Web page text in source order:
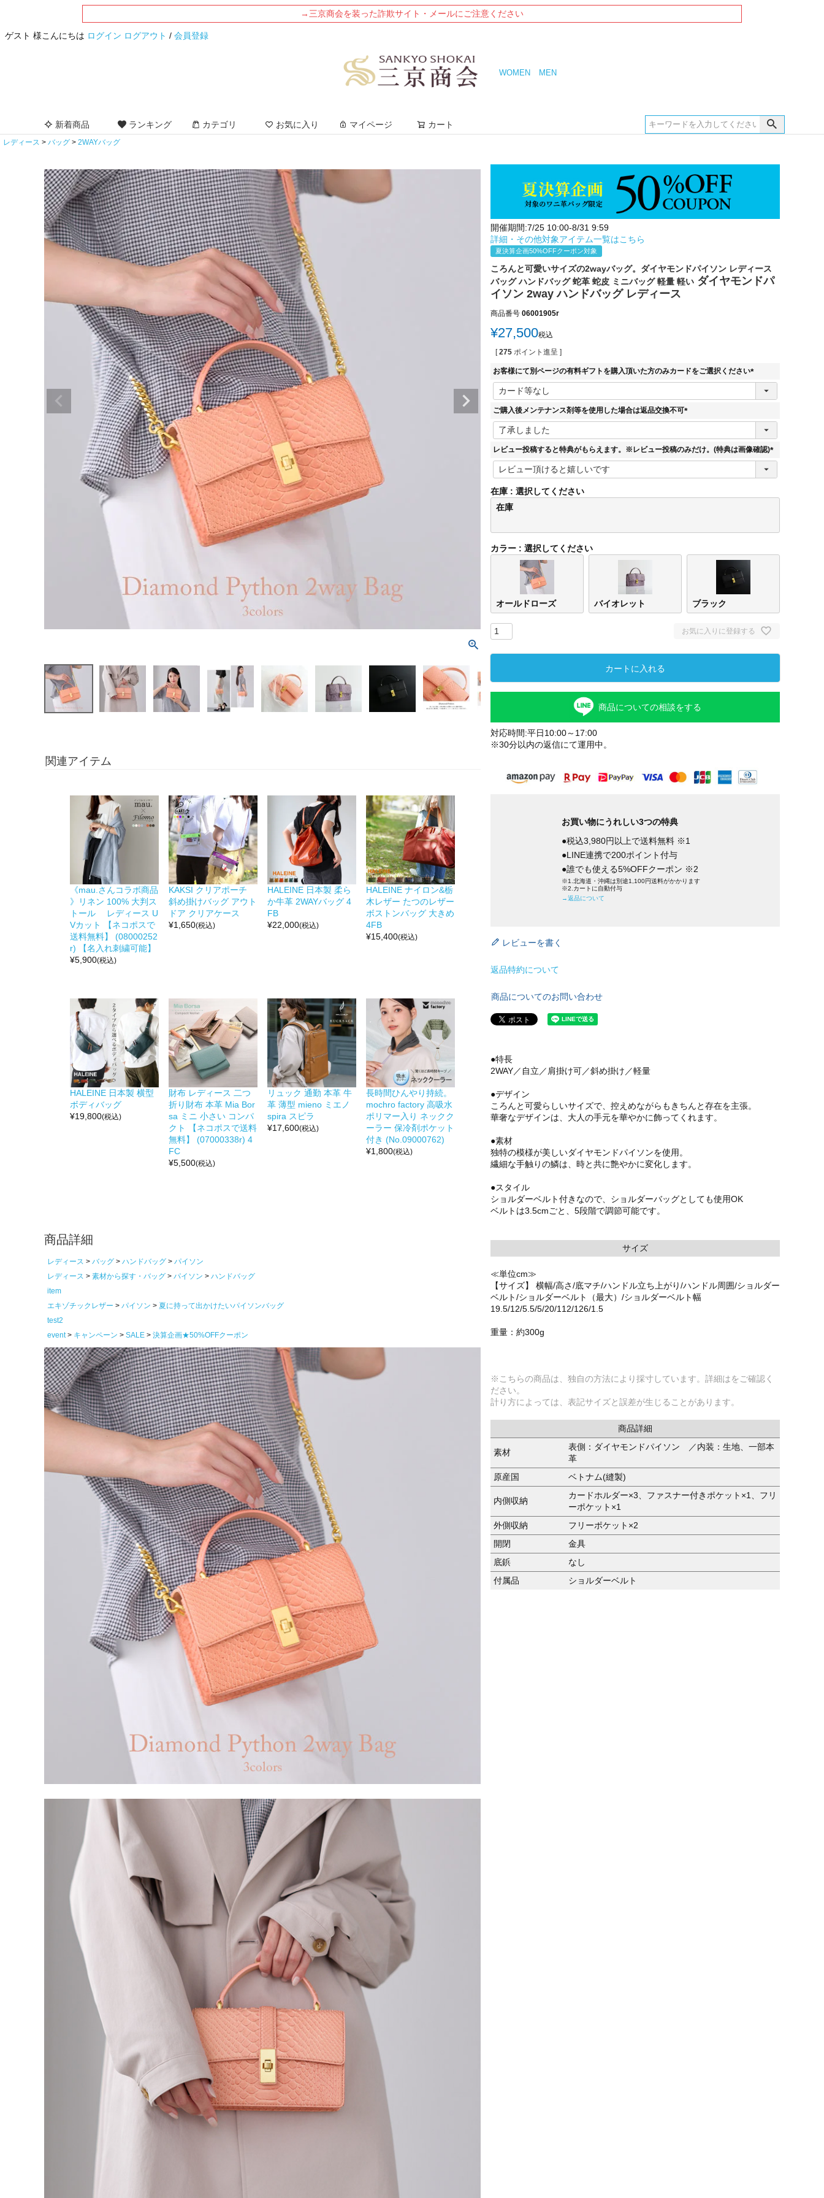
→三京商会を装った詐欺サイト・メールにご注意ください
ゲスト 様こんにちは ログイン ログアウト / 会員登録
WOMEN MEN
新着商品 ランキング カテゴリ お気に入り マイページ カート
レディース バッグ 2WAYバッグ
関連アイテム
《mau.さんコラボ商品
》リネン 100% 大判ス
トール レディース U
Vカット 【ネコポスで
送料無料】 (08000252
r) 【名入れ刺繍可能】
¥5,900(税込)
KAKSI クリアポーチ
斜め掛けバッグ アウト
ドア クリアケース
¥1,650(税込)
HALEINE 日本製 柔ら
か牛革 2WAYバッグ 4
FB
¥22,000(税込)
HALEINE ナイロン&栃
木レザー たつのレザー
ボストンバッグ 大きめ
4FB
¥15,400(税込)
HALEINE 日本製 横型
ボディバッグ
¥19,800(税込)
財布 レディース 二つ
折り財布 本革 Mia Bor
sa ミニ 小さい コンパ
クト 【ネコポスで送料
無料】 (07000338r) 4
FC
¥5,500(税込)
リュック 通勤 本革 牛
革 薄型 mieno ミエノ
spira スピラ
¥17,600(税込)
長時間ひんやり持続。
mochro factory 高吸水
ポリマー入り ネックク
ーラー 保冷剤ポケット
付き (No.09000762)
¥1,800(税込)
商品詳細
レディース バッグ ハンドバッグ
パイソン
レディース
素材から探す・バッグ パイソン
ハンドバッグ
item
エキゾチックレザー
パイソン
夏に持って出かけたいパイソンバッグ
test2
event
キャンペーン SALE 決算企画★50%OFFクーポン
開催期間:7/25 10:00-8/31 9:59
詳細・その他対象アイテム一覧はこちら
夏決算企画50%OFFクーポン対象
ころんと可愛いサイズの2wayバッグ。ダイヤモンドパイソン レディース
バッグ ハンドバッグ 蛇革 蛇皮 ミニバッグ 軽量 軽い ダイヤモンドパ
イソン 2way ハンドバッグ レディース
商品番号 06001905r
¥27,500税込
[ 275 ポイント進呈 ]
お客様にて別ページの有料ギフトを購入頂いた方のみカードをご選択ください
(
ご購入後メンテナンス剤等を使用した場合は返品交換不可
(
須
レビュー投稿すると特典がもらえます。※レビュー投稿のみだけ。(特典は画像確認)
(
)
在庫
選択してください
在庫
カラー 選択してください
オールドローズ バイオレット ブラック
お気に入りに登録する
カートに入れる
商品についての相談をする
対応時間:平日10:00～17:00
※30分以内の返信にて運用中。
お買い物にうれしい3つの特典
●税込3,980円以上で送料無料 ※1
●LINE連携で200ポイント付与
●誰でも使える5%OFFクーポン ※2
※1.北海道・沖縄は別途1,100円送料がかかります
※2.カートに自動付与
→返品について
レビューを書く
返品特約について
商品についてのお問い合わせ
●特長
2WAY／自立／肩掛け可／斜め掛け／軽量
●デザイン
ころんと可愛らしいサイズで、控えめながらもきちんと存在を主張。
華奢なデザインは、大人の手元を華やかに飾ってくれます。
●素材
独特の模様が美しいダイヤモンドパイソンを使用。
繊細な手触りの鱗は、時と共に艶やかに変化します。
●スタイル
ショルダーベルト付きなので、ショルダーバッグとしても使用OK
ベルトは3.5cmごと、5段階で調節可能です。
サイズ
≪単位cm≫
【サイズ】 横幅/高さ/底マチ/ハンドル立ち上がり/ハンドル周囲/ショルダー
ベルト/ショルダーベルト（最大）/ショルダーベルト幅
19.5/12/5.5/5/20/112/126/1.5
重量：約300g
※こちらの商品は、独自の方法により採寸しています。詳細はをご確認く
ださい。
計り方によっては、表記サイズと誤差が生じることがあります。
商品詳細
素材
表側：ダイヤモンドパイソン ／内装：生地、一部本
革
原産国
ベトナム(縫製)
内側収納
カードホルダー×3、ファスナー付きポケット×1、フリ
ーポケット×1
外側収納
フリーポケット×2
開閉
金具
底鋲
なし
付属品
ショルダーベルト